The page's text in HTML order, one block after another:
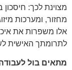
מצוינת לכך: חיסכון
מחזור, ומערכות
אלו משפרות את
לתרומתך האישית
מתאים בול